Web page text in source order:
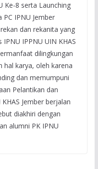
Ke-8 serta Launching
PC IPNU Jember
dan rekanita yang
IPPNU UIN KHAS
dilingkungan
hal karya, oleh karena
dan memumpuni
Pelantikan dan
Jember berjalan
diakhiri dengan
alumni PK IPNU